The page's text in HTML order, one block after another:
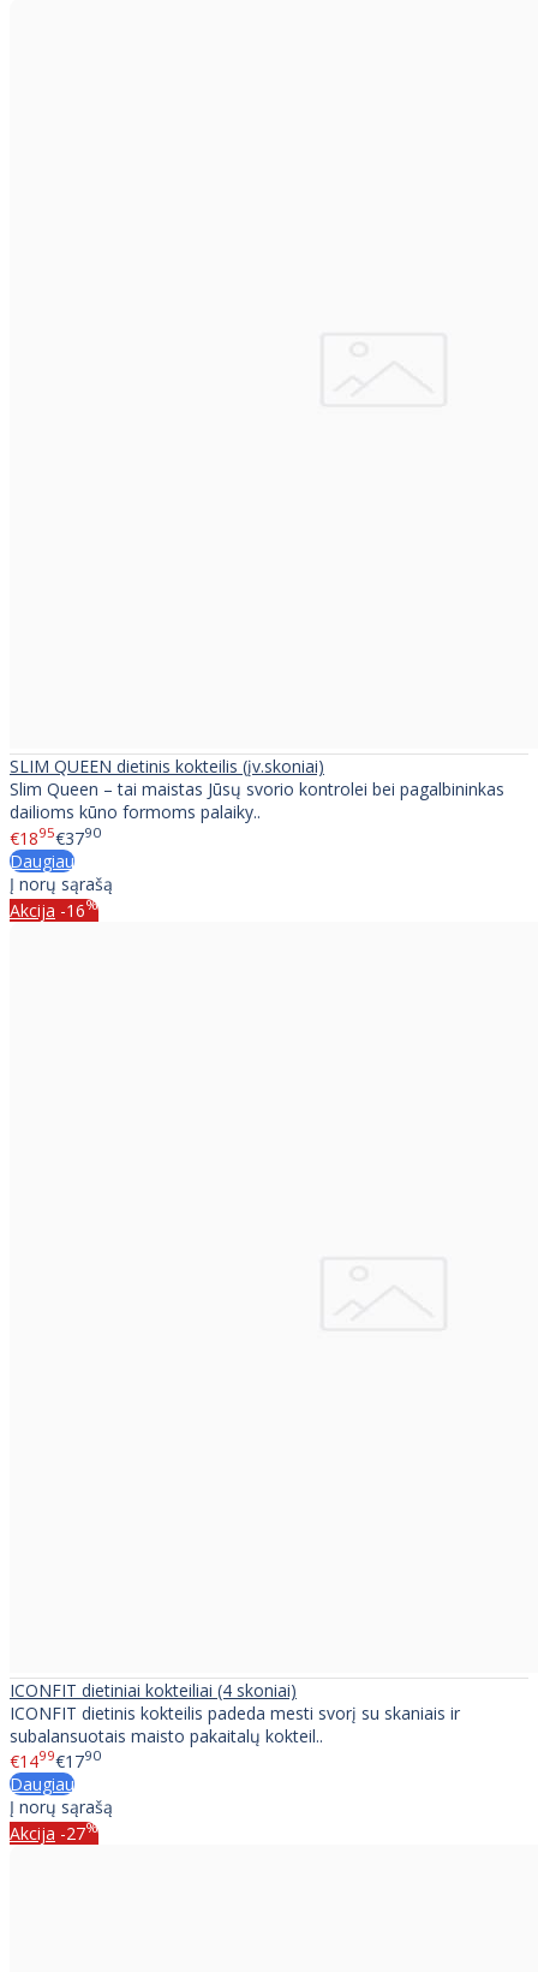
SLIM QUEEN dietinis kokteilis (įv.skoniai)
Slim Queen – tai maistas Jūsų svorio kontrolei bei pagalbininkas
dailioms kūno formoms palaiky..
€1895€3790
Daugiau
Į norų sąrašą
Akcija -16%
ICONFIT dietiniai kokteiliai (4 skoniai)
ICONFIT dietinis kokteilis padeda mesti svorį su skaniais ir
subalansuotais maisto pakaitalų kokteil..
€1499€1790
Daugiau
Į norų sąrašą
Akcija -27%